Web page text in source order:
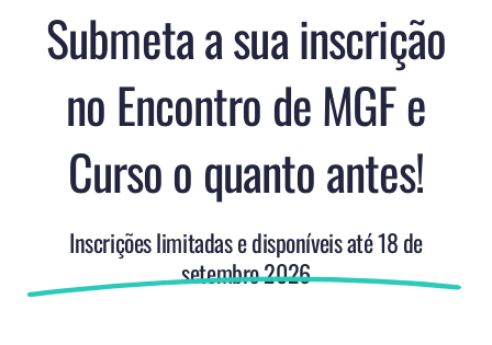
Submeta a sua inscrição
no Encontro de MGF e
Curso o quanto antes!
Inscrições limitadas e disponíveis até 18 de
setembro 2026